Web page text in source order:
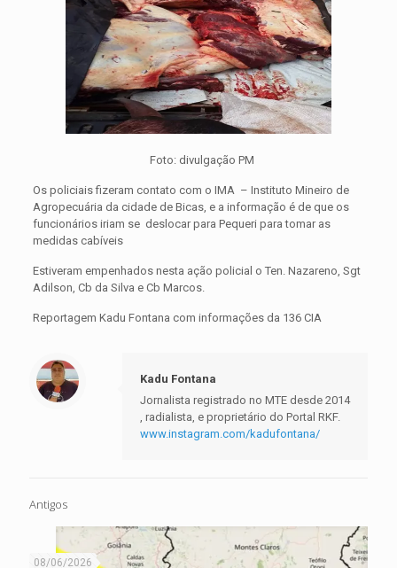
Foto: divulgação PM
Os policiais fizeram contato com o IMA – Instituto Mineiro de
Agropecuária da cidade de Bicas, e a informação é de que os
funcionários iriam se deslocar para Pequeri para tomar as
medidas cabíveis
Estiveram empenhados nesta ação policial o Ten. Nazareno, Sgt
Adilson, Cb da Silva e Cb Marcos.
Reportagem Kadu Fontana com informações da 136 CIA
Kadu Fontana
Jornalista registrado no MTE desde 2014
, radialista, e proprietário do Portal RKF.
www.instagram.com/kadufontana/
Antigos
08/06/2026